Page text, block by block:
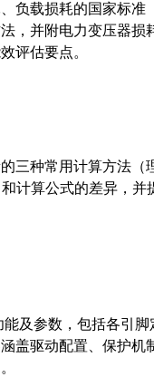
负载损耗的国家标准
，并附电力变压器损
评估要点。
三种常用计算方法
和计算公式的差异，
及参数，包括各引
盖驱动配置、保护